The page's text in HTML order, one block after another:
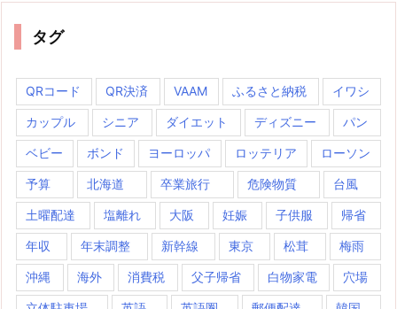
タグ
QRコード QR決済 VAAM ふるさと納税 イワシ
カップル シニア ダイエット ディズニー パン
ベビー ボンド ヨーロッパ ロッテリア ローソン
予算 北海道 卒業旅行 危険物質 台風
土曜配達 塩離れ 大阪 妊娠 子供服 帰省
年収 年末調整 新幹線 東京 松茸 梅雨
沖縄 海外 消費税 父子帰省 白物家電 穴場